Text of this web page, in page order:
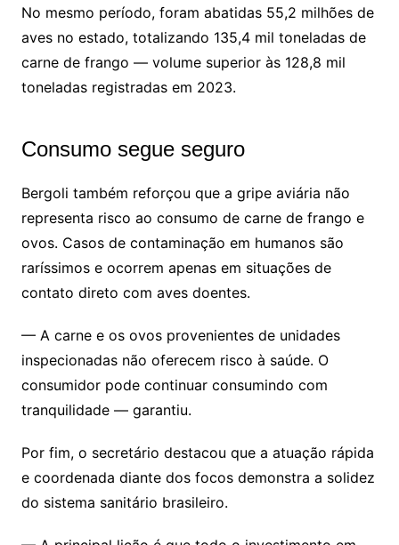
No mesmo período, foram abatidas 55,2 milhões de
aves no estado, totalizando 135,4 mil toneladas de
carne de frango — volume superior às 128,8 mil
toneladas registradas em 2023.
Consumo segue seguro
Bergoli também reforçou que a gripe aviária não
representa risco ao consumo de carne de frango e
ovos. Casos de contaminação em humanos são
raríssimos e ocorrem apenas em situações de
contato direto com aves doentes.
— A carne e os ovos provenientes de unidades
inspecionadas não oferecem risco à saúde. O
consumidor pode continuar consumindo com
tranquilidade — garantiu.
Por fim, o secretário destacou que a atuação rápida
e coordenada diante dos focos demonstra a solidez
do sistema sanitário brasileiro.